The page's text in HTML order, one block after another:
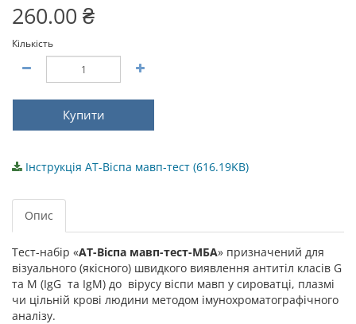
260.00 ₴
Кількість
Купити
Інструкція АТ-Віспа мавп-тест (616.19KB)
Опис
Тест-набір «АТ-Віспа мавп-тест-МБА» призначений для
візуального (якісного) швидкого виявлення антитіл класів G
та M (IgG та IgM) до вірусу віспи мавп у сироватці, плазмі
чи цільній крові людини методом імунохроматографічного
аналізу.